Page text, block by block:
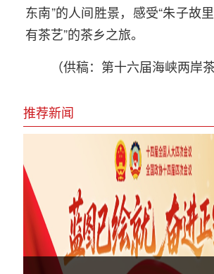
东南”的人间胜景，感受“朱子故
有茶艺”的茶乡之旅。
（供稿：第十六届海峡两岸
推荐新闻